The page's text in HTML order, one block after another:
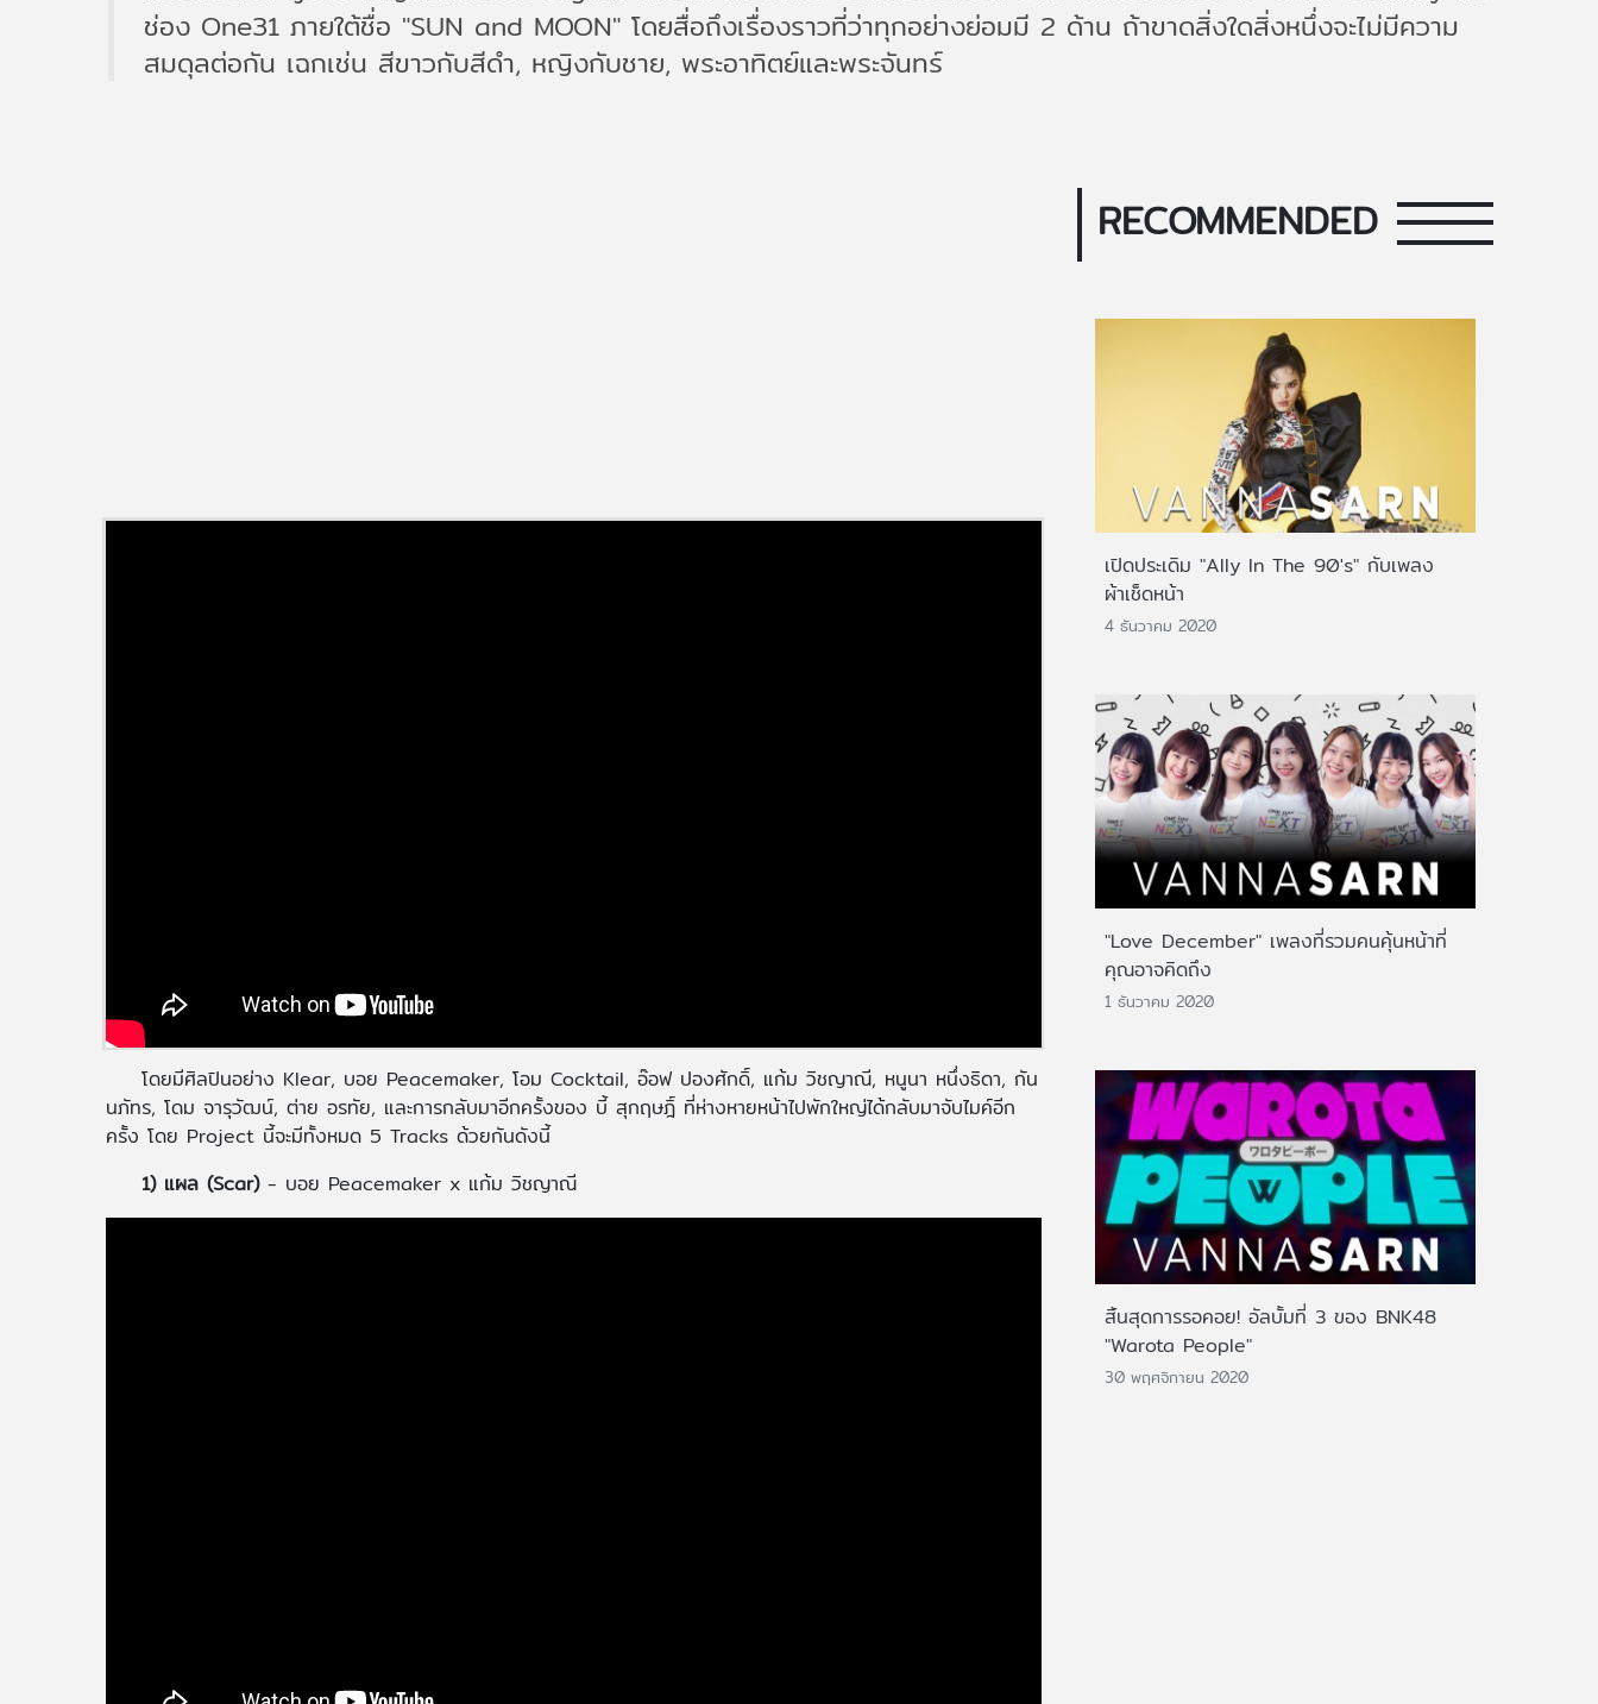
ช่อง One31 ภายใต้ชื่อ "SUN and MOON" โดยสื่อถึงเรื่องราวที่ว่าทุกอย่างย่อมมี 2 ด้าน ถ้าขาดสิ่งใดสิ่งหนึ่งจะไม่มีความ
สมดุลต่อกัน เฉกเช่น สีขาวกับสีดำ, หญิงกับชาย, พระอาทิตย์และพระจันทร์
โดยมีศิลปินอย่าง Klear, บอย Peacemaker, โอม Cocktail, อ๊อฟ ปองศักดิ์, แก้ม วิชญาณี, หนูนา หนึ่งธิดา, กัน
นภัทร, โดม จารุวัฒน์, ต่าย อรทัย, และการกลับมาอีกครั้งของ บี้ สุกฤษฎิ์ ที่ห่างหายหน้าไปพักใหญ่ได้กลับมาจับไมค์อีก
ครั้ง โดย Project นี้จะมีทั้งหมด 5 Tracks ด้วยกันดังนี้
1) แผล (Scar)- บอย Peacemaker x แก้ม วิชญาณี
RECOMMENDED
เปิดประเดิม "Ally In The 90's" กับเพลง
ผ้าเช็ดหน้า
4 ธันวาคม 2020
"Love December" เพลงที่รวมคนคุ้นหน้าที่
คุณอาจคิดถึง
1 ธันวาคม 2020
สิ้นสุดการรอคอย! อัลบั้มที่ 3 ของ BNK48
"Warota People"
30 พฤศจิกายน 2020